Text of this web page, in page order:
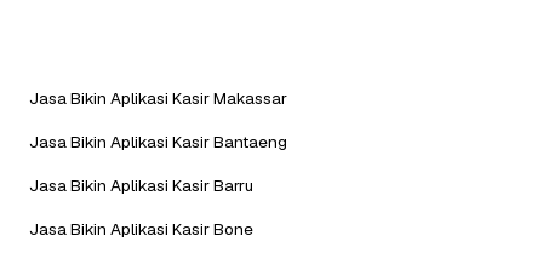
Jasa Bikin Aplikasi Kasir Makassar
Jasa Bikin Aplikasi Kasir Bantaeng
Jasa Bikin Aplikasi Kasir Barru
Jasa Bikin Aplikasi Kasir Bone